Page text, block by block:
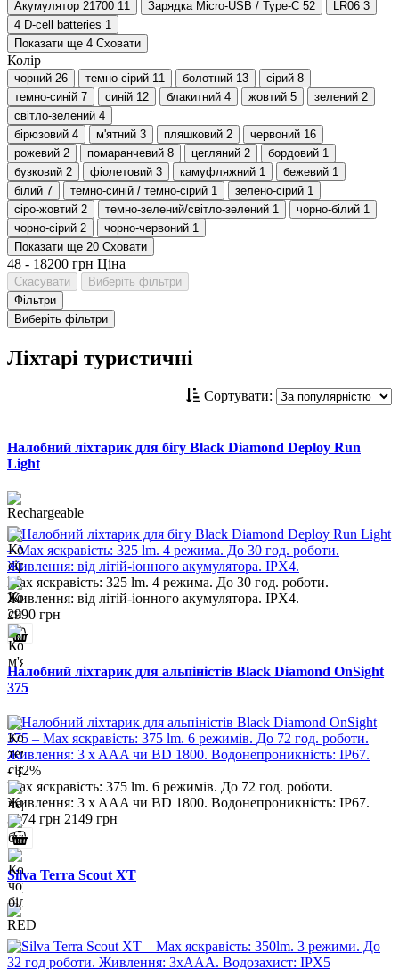
Акумулятор 21700 11 Зарядка Micro-USB / Type-C 52 LR06 3
4 D-cell batteries 1
Показати ще 4 Сховати
Колір
чорний 26 темно-сірий 11 болотний 13 сірий 8
темно-синій 7 синій 12 блакитний 4 жовтий 5 зелений 2
світло-зелений 4
бірюзовий 4 м'ятний 3 пляшковий 2 червоний 16
рожевий 2 помаранчевий 8 цегляний 2 бордовий 1
бузковий 2 фіолетовий 3 камуфляжний 1 бежевий 1
білий 7 темно-синій / темно-сірий 1 зелено-сірий 1
сіро-жовтий 2 темно-зелений/світло-зелений 1 чорно-білий 1
чорно-сірий 2 чорно-червоний 1
Показати ще 20 Сховати
48 - 18200 грн Ціна
Скасувати
Виберіть фільтри
Фільтри
Виберіть фільтри
Ліхтарі туристичні
Сортувати:
Налобний ліхтарик для бігу Black Diamond Deploy Run
Light
Max яскравість: 325 lm. 4 режима. До 30 год. роботи.
Живлення: від літій-іонного акумулятора. IPX4.
2990 грн
Налобний ліхтарик для альпіністів Black Diamond OnSight
375
- 32%
Max яскравість: 375 lm. 6 режимів. До 72 год. роботи.
Живлення: 3 x AAA чи BD 1800. Водонепроникність: IP67.
3174 грн 2149 грн
Silva Terra Scout XT